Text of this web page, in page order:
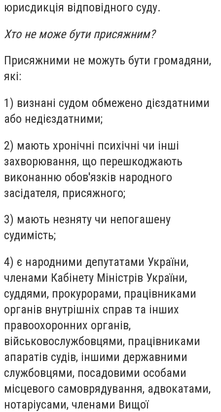
юрисдикція відповідного суду.
Хто не може бути присяжним?
Присяжними не можуть бути громадяни,
які:
1) визнані судом обмежено дієздатними
або недієздатними;
2) мають хронічні психічні чи інші
захворювання, що перешкоджають
виконанню обов'язків народного
засідателя, присяжного;
3) мають незняту чи непогашену
судимість;
4) є народними депутатами України,
членами Кабінету Міністрів України,
суддями, прокурорами, працівниками
органів внутрішніх справ та інших
правоохоронних органів,
військовослужбовцями, працівниками
апаратів судів, іншими державними
службовцями, посадовими особами
місцевого самоврядування, адвокатами,
нотаріусами, членами Вищої